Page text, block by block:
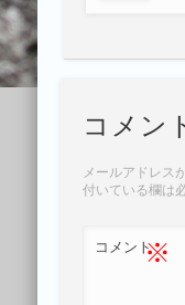
コメン
メールアドレス
付いている欄は
コメント※